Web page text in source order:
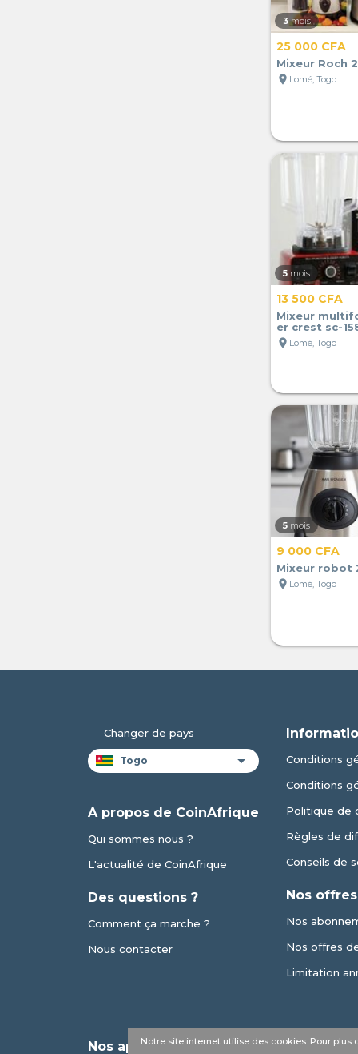
3 mois
25 000 CFA
Mixeur Roch
location_on Lomé, Togo
5 mois
13 500 CFA
Mixeur
er crest sc-
location_on Lomé, Togo
5 mois
9 000 CFA
Mixeur robot
location_on Lomé, Togo
Notre site internet utilise des cookies. Pour
Changer de pays
A propos de CoinAfrique
Qui sommes nous ?
L'actualité de CoinAfrique
Des questions ?
Comment ça marche ?
Nous contacter
Conditions
Conditions
Politique de
Règles de
Conseils de
Nos offres
Nos
Nos offres
Limitation
Nos applications